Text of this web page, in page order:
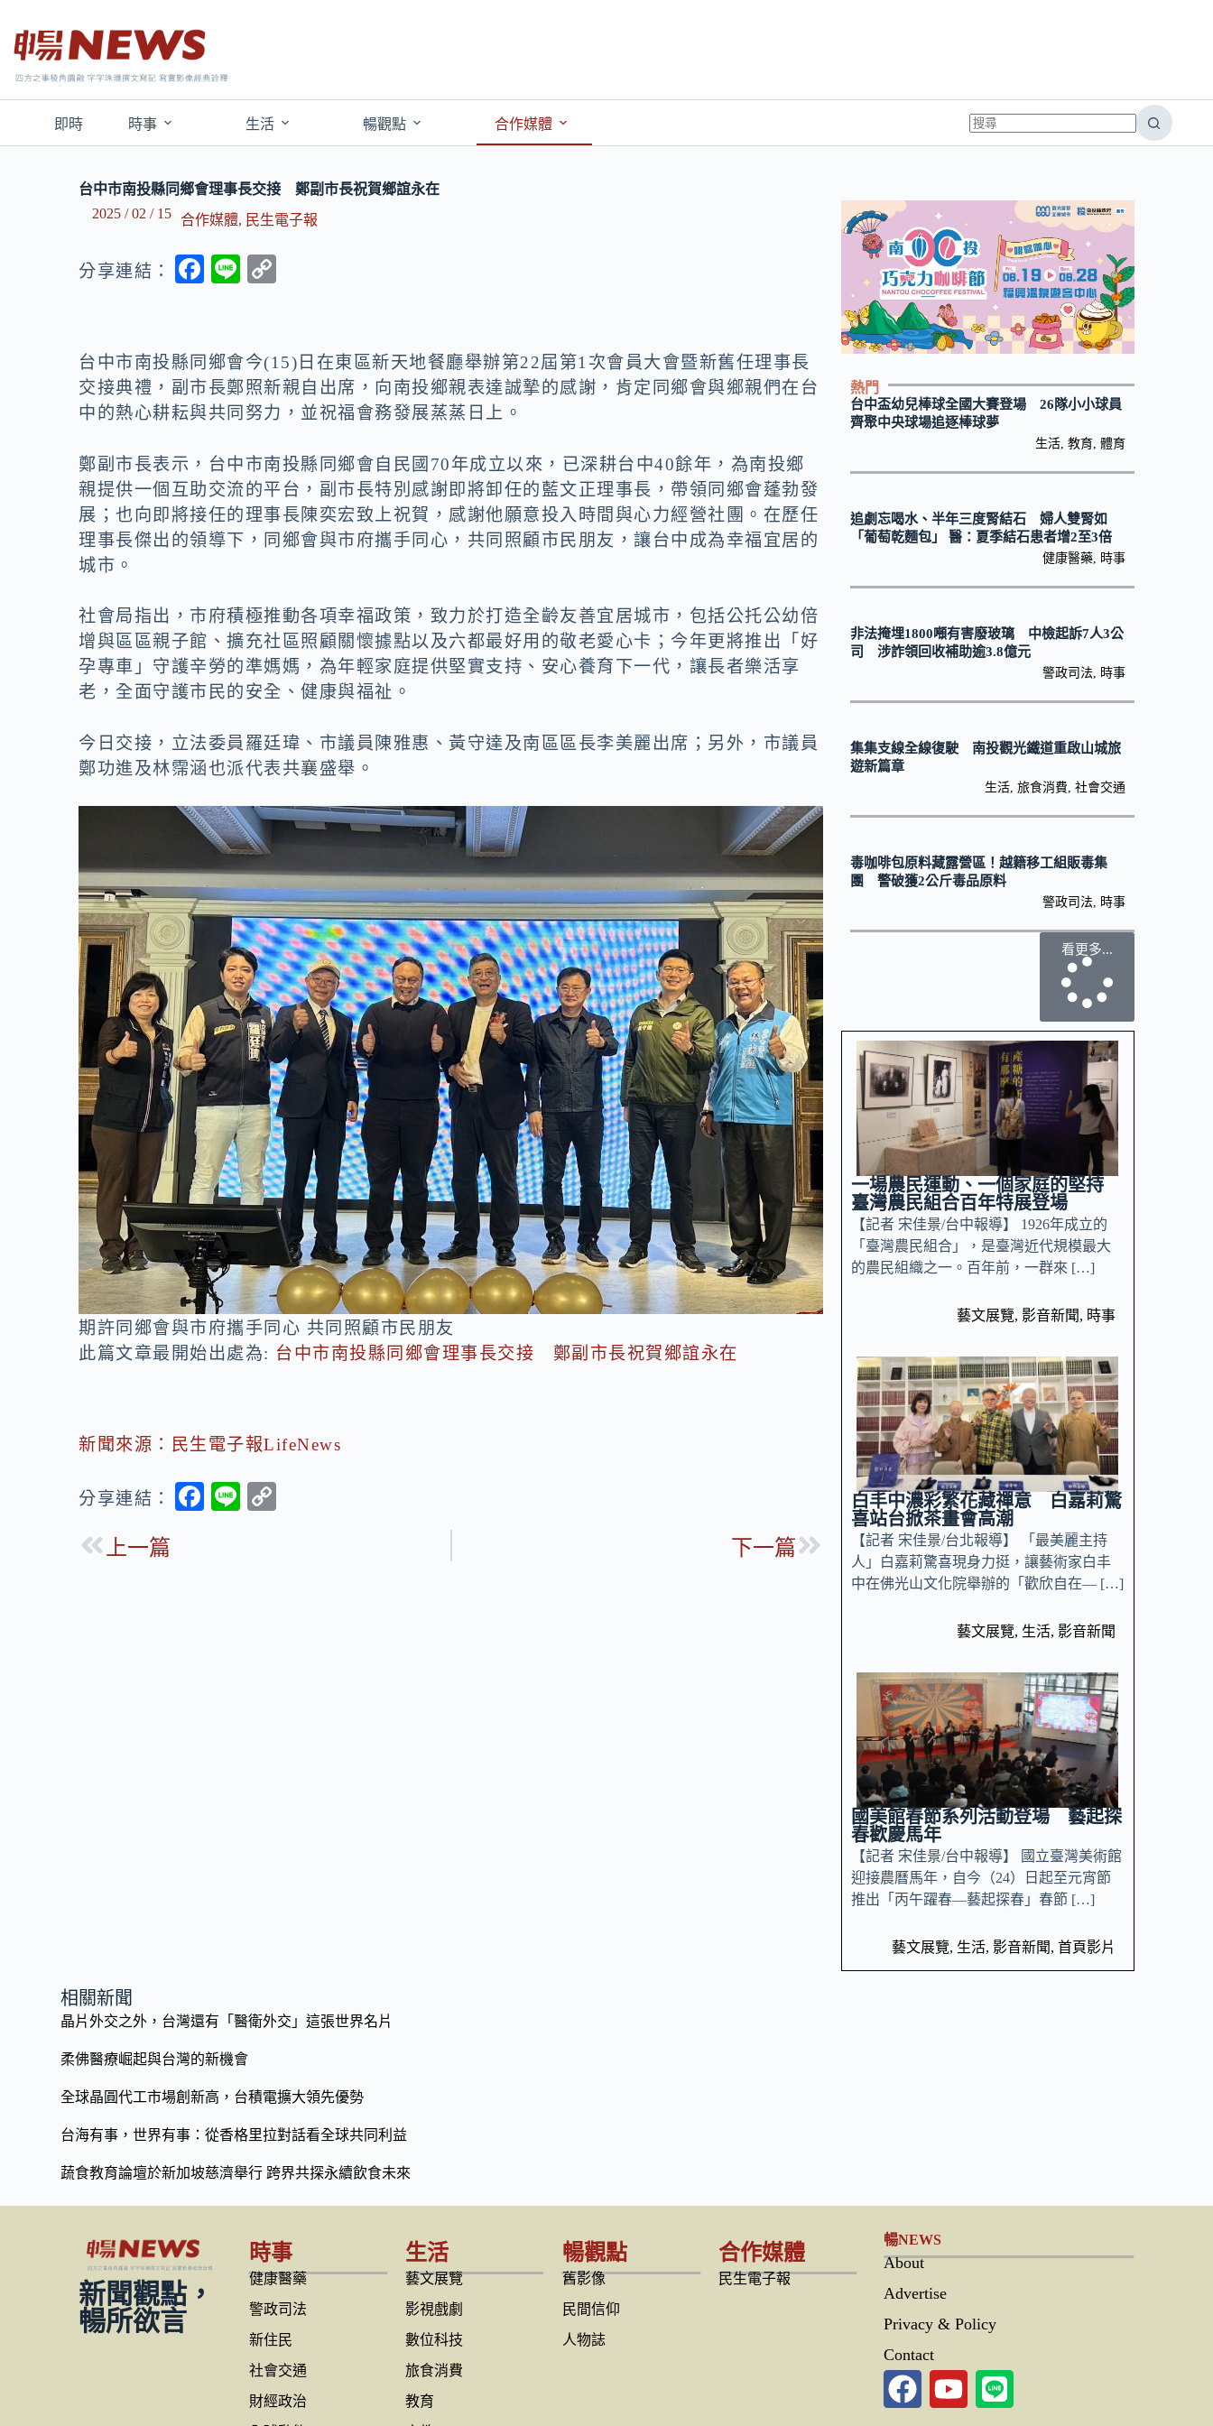
即時 時事 生活 暢觀點 合作媒體
台中市南投縣同鄉會理事長交接 鄭副市長祝賀鄉誼永在
2025 / 02 / 15
合作媒體, 民生電子報
分享連結：
F
b
o
o
Li
y
Li
n
台中市南投縣同鄉會今(15)日在東區新天地餐廳舉辦第22屆第1次會員大會暨新舊任理事長
交接典禮，副市長鄭照新親自出席，向南投鄉親表達誠摯的感謝，肯定同鄉會與鄉親們在台
中的熱心耕耘與共同努力，並祝福會務發展蒸蒸日上。
鄭副市長表示，台中市南投縣同鄉會自民國70年成立以來，已深耕台中40餘年，為南投鄉
親提供一個互助交流的平台，副市長特別感謝即將卸任的藍文正理事長，帶領同鄉會蓬勃發
展；也向即將接任的理事長陳奕宏致上祝賀，感謝他願意投入時間與心力經營社團。在歷任
理事長傑出的領導下，同鄉會與市府攜手同心，共同照顧市民朋友，讓台中成為幸福宜居的
城市。
社會局指出，市府積極推動各項幸福政策，致力於打造全齡友善宜居城市，包括公托公幼倍
增與區區親子館、擴充社區照顧關懷據點以及六都最好用的敬老愛心卡；今年更將推出「好
孕專車」守護辛勞的準媽媽，為年輕家庭提供堅實支持、安心養育下一代，讓長者樂活享
老，全面守護市民的安全、健康與福祉。
今日交接，立法委員羅廷瑋、市議員陳雅惠、黃守達及南區區長李美麗出席；另外，市議員
鄭功進及林霈涵也派代表共襄盛舉。
期許同鄉會與市府攜手同心 共同照顧市民朋友
此篇文章最開始出處為: 台中市南投縣同鄉會理事長交接 鄭副市長祝賀鄉誼永在
新聞來源：民生電子報LifeNews
分享連結：
F
Li
上一篇 下一篇
熱門
台中盃幼兒棒球全國大賽登場 26隊小小球員
齊聚中央球場追逐棒球夢
生活, 教育, 體育
追劇忘喝水、半年三度腎結石 婦人雙腎如
「葡萄乾麵包」 醫：夏季結石患者增2至3倍
健康醫藥, 時事
非法掩埋1800噸有害廢玻璃 中檢起訴7人3公
司 涉詐領回收補助逾3.8億元
警政司法, 時事
集集支線全線復駛 南投觀光鐵道重啟山城旅
遊新篇章
生活, 旅食消費, 社會交通
毒咖啡包原料藏露營區！越籍移工組販毒集
團 警破獲2公斤毒品原料
警政司法, 時事
看更多...
一場農民運動、一個家庭的堅持
臺灣農民組合百年特展登場
【記者 宋佳景/台中報導】 1926年成立的
「臺灣農民組合」，是臺灣近代規模最大
的農民組織之一。百年前，一群來 […]
藝文展覽, 影音新聞, 時事
白丰中濃彩繁花藏禪意 白嘉莉驚
喜站台掀茶畫會高潮
【記者 宋佳景/台北報導】 「最美麗主持
人」白嘉莉驚喜現身力挺，讓藝術家白丰
中在佛光山文化院舉辦的「歡欣自在— […]
藝文展覽, 生活, 影音新聞
國美館春節系列活動登場 藝起探
春歡慶馬年
【記者 宋佳景/台中報導】 國立臺灣美術館
迎接農曆馬年，自今（24）日起至元宵節
推出「丙午躍春—藝起探春」春節 […]
藝文展覽, 生活, 影音新聞, 首頁影片
相關新聞
晶片外交之外，台灣還有「醫衛外交」這張世界名片
柔佛醫療崛起與台灣的新機會
全球晶圓代工市場創新高，台積電擴大領先優勢
台海有事，世界有事：從香格里拉對話看全球共同利益
蔬食教育論壇於新加坡慈濟舉行 跨界共探永續飲食未來
新聞觀點，
暢所欲言
時事
健康醫藥
警政司法
新住民
社會交通
財經政治
生活
藝文展覽
影視戲劇
數位科技
旅食消費
教育
暢觀點
舊影像
民間信仰
人物誌
合作媒體
民生電子報
暢NEWS
About
Advertise
Privacy & Policy
Contact